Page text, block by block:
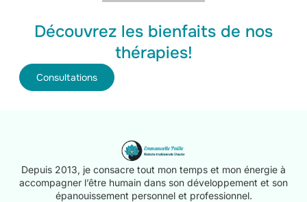
Découvrez les bienfaits de nos
thérapies!
Consultations
Depuis 2013, je consacre tout mon temps et mon énergie à
accompagner l’être humain dans son développement et son
épanouissement personnel et professionnel.